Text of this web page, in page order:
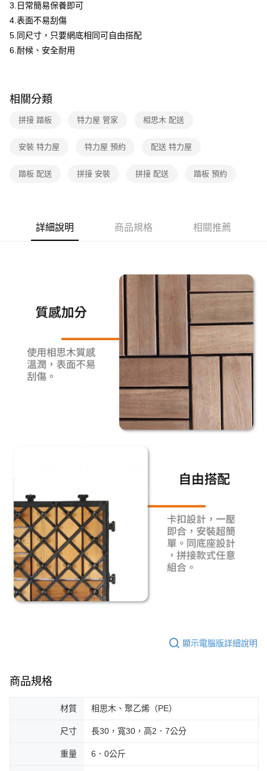
3.日常簡易保養即可
4.表面不易刮傷
5.同尺寸，只要網底相同可自由搭配
6.耐候、安全耐用
相關分類
拼接 踏板 特力屋 管家 相思木 配送
安裝 特力屋 特力屋 預約 配送 特力屋
踏板 配送 拼接 安裝 拼接 配送 踏板 預約
詳細說明 商品規格 相關推薦
顯示電腦版詳細說明
商品規格
材質 相思木、聚乙烯（PE）
尺寸 長30，寬30，高2．7公分
重量 6．0公斤